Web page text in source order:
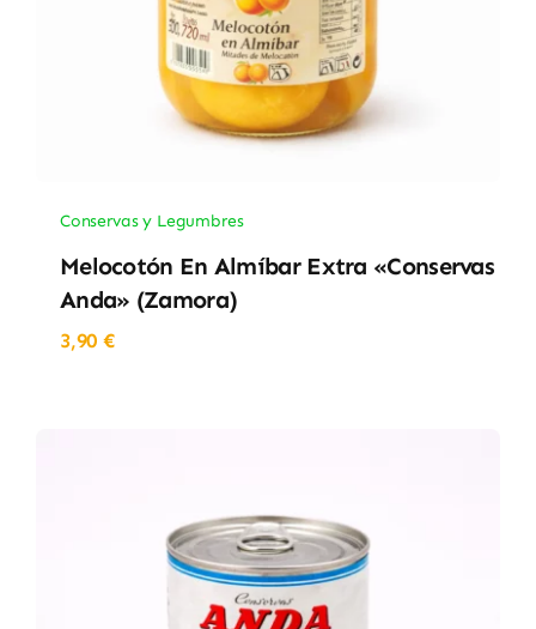
Conservas y Legumbres
Melocotón En Almíbar Extra «Conservas
Anda» (Zamora)
3,90€